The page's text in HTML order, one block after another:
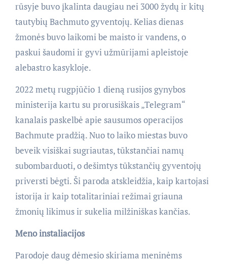
rūsyje buvo įkalinta daugiau nei 3000 žydų ir kitų
tautybių Bachmuto gyventojų. Kelias dienas
žmonės buvo laikomi be maisto ir vandens, o
paskui šaudomi ir gyvi užmūrijami apleistoje
alebastro kasykloje.
2022 metų rugpjūčio 1 dieną rusijos gynybos
ministerija kartu su prorusiškais „Telegram“
kanalais paskelbė apie sausumos operacijos
Bachmute pradžią. Nuo to laiko miestas buvo
beveik visiškai sugriautas, tūkstančiai namų
subombarduoti, o dešimtys tūkstančių gyventojų
priversti bėgti. Ši paroda atskleidžia, kaip kartojasi
istorija ir kaip totalitariniai režimai griauna
žmonių likimus ir sukelia milžiniškas kančias.
Meno instaliacijos
Parodoje daug dėmesio skiriama meninėms